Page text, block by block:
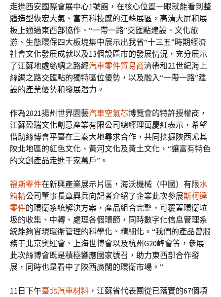
走進西安國際會展中心1號館，在核心位置一眼就能看到整
體造型恢宏大氣、富有科技感的江蘇展區，高清大屏和展
板上通過東西部協作、“一帶一路”交匯點建設、文化旅
游、生態環保四大板塊集中展示出我省“十三五”時期經濟
社會文化發展成就以及13個設區市的發展情況，充分展示
了江蘇地處絲綢之路經汽車零件貿易商濟帶和21世紀海上
絲綢之路交匯點的獨特區位優勢，以及融入“一帶一路”建
設的產業優勢和發展潛力。
作為2021揚州世界園藝汽車空氣芯博覽會的特許授權商，
江蘇盈瑞文化創意產業有限公司總經理萬慶紅表示，希望
借助絲博會平臺在三秦大地尋求合作，共同挖掘陜西尤其
陜北地區的紅色文化、黃河文化及黃土文化，“讓富有特色
的文創產品走進千家萬戶”。
福斯零件在新興產業展示片區，海沃機械（中國）有限水
箱精公司董事長章興兵向記者介紹了企業此次參展斯柯達
零件的環衛系統解決方案，產品組合完整，可覆蓋環衛垃
圾的收集、中轉、處理各個環節，同時數字化信息管理系
統能夠實現環衛管理的科學化、精細化。“我們的產品曾服
務于北京奧運會、上海世博會以及杭州G20峰會等，參展
此次絲博會既是積極響應國家號召，助力東西部合作發
展，同時也是看中了陜西廣闊的環衛市場。”
11日下午臺北汽車材料 ，江蘇省代表團從已落實的67個項